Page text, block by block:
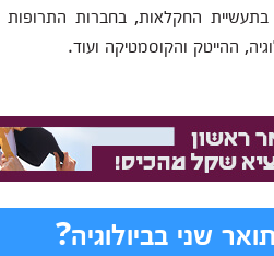
בתעשיית החקלאות, בחברות
ההייטק והקוסמטיקה ועוד.
שני בביולוגיה?